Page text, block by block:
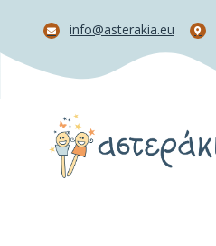
info@asterakia.eu